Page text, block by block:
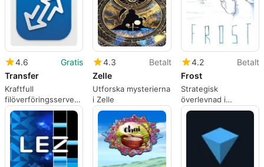
4.6
Gratis
Transfer
Kraftfull
filöverföringsserver
för Mac
4.3
Betalt
Zelle
Utforska mysterierna
i Zelle
4.2
Betalt
Frost
Strategisk
överlevnad i
kortspelet Frost